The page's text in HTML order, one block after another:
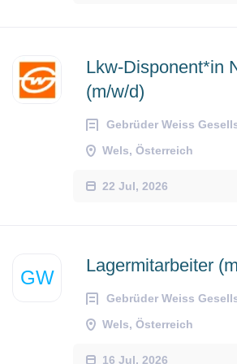
Lkw-Disponent*in
(m/w/d)
Gebrüder Weiss
Wels, Österreich
22 Jul, 2026
GW
Lagermitarbeiter
Gebrüder Weiss
Wels, Österreich
16 Jul, 2026